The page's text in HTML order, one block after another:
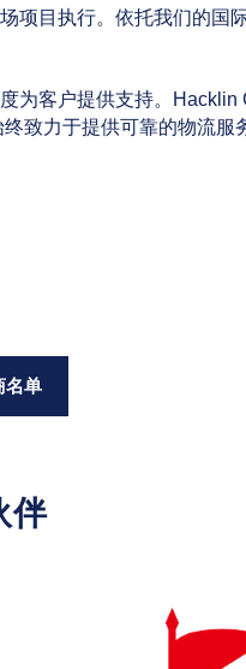
项目执行。依托我们的国
为客户提供支持。Hacklin
致力于提供可靠的物流服
名单
伴